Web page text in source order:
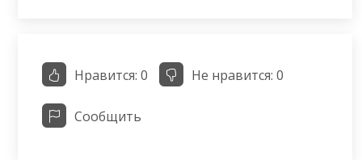
Нравится: 0 Не нравится: 0
Сообщить